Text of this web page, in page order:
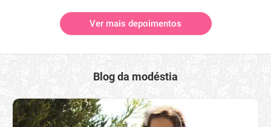
Ver mais depoimentos
Blog da modéstia